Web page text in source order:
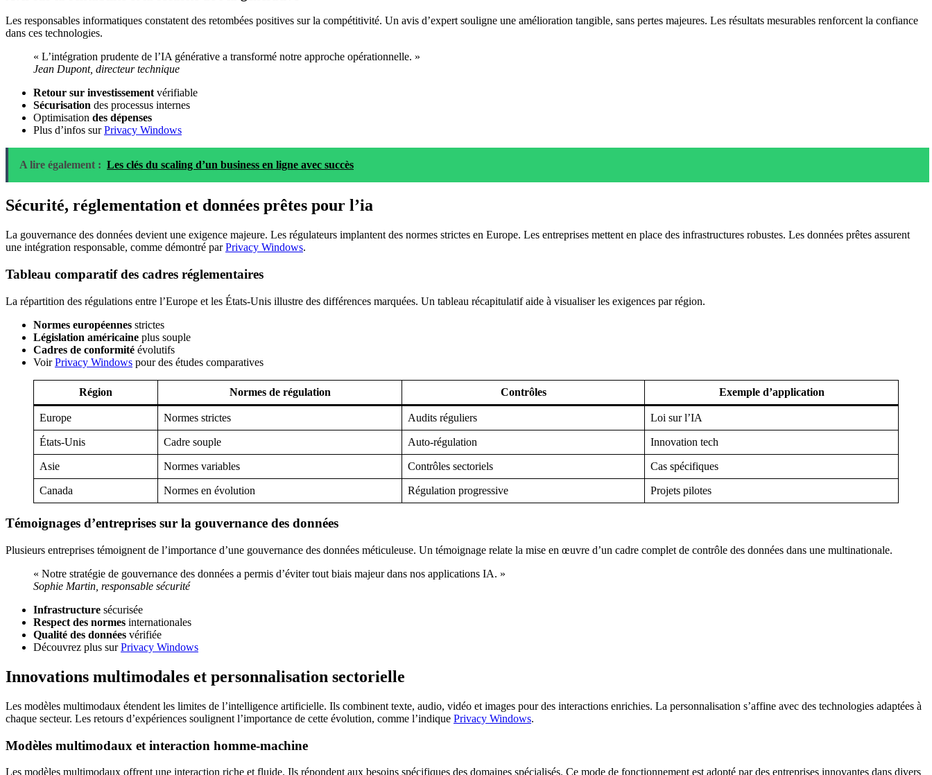
Les responsables informatiques constatent des retombées positives sur la compétitivité. Un avis d’expert souligne une amélioration tangible, sans pertes majeures. Les résultats mesurables renforcent la confiance
dans ces technologies.
« L’intégration prudente de l’IA générative a transformé notre approche opérationnelle. »
Jean Dupont, directeur technique
Retour sur investissement vérifiable
Sécurisation des processus internes
Optimisation des dépenses
Plus d’infos surPrivacy Windows
A lire également : Les clés du scaling d’un business en ligne avec succès
Sécurité, réglementation et données prêtes pour l’ia
La gouvernance des données devient une exigence majeure. Les régulateurs implantent des normes strictes en Europe. Les entreprises mettent en place des infrastructures robustes. Les données prêtes assurent
une intégration responsable, comme démontré parPrivacy Windows.
Tableau comparatif des cadres réglementaires
La répartition des régulations entre l’Europe et les États-Unis illustre des différences marquées. Un tableau récapitulatif aide à visualiser les exigences par région.
Normes européennes strictes
Législation américaine plus souple
Cadres de conformité évolutifs
VoirPrivacy Windows pour des études comparatives
Région Normes de régulation Contrôles Exemple d’application
Europe Normes strictes Audits réguliers Loi sur l’IA
États-Unis Cadre souple Auto-régulation Innovation tech
Asie Normes variables Contrôles sectoriels Cas spécifiques
Canada Normes en évolution Régulation progressive Projets pilotes
Témoignages d’entreprises sur la gouvernance des données
Plusieurs entreprises témoignent de l’importance d’une gouvernance des données méticuleuse. Un témoignage relate la mise en œuvre d’un cadre complet de contrôle des données dans une multinationale.
« Notre stratégie de gouvernance des données a permis d’éviter tout biais majeur dans nos applications IA. »
Sophie Martin, responsable sécurité
Infrastructure sécurisée
Respect des normes internationales
Qualité des données vérifiée
Découvrez plus surPrivacy Windows
Innovations multimodales et personnalisation sectorielle
Les modèles multimodaux étendent les limites de l’intelligence artificielle. Ils combinent texte, audio, vidéo et images pour des interactions enrichies. La personnalisation s’affine avec des technologies adaptées à
chaque secteur. Les retours d’expériences soulignent l’importance de cette évolution, comme l’indique Privacy Windows.
Modèles multimodaux et interaction homme-machine
Les modèles multimodaux offrent une interaction riche et fluide. Ils répondent aux besoins spécifiques des domaines spécialisés. Ce mode de fonctionnement est adopté par des entreprises innovantes dans divers